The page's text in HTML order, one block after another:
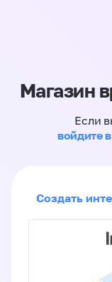
Магазин
Если
войдите
Создать